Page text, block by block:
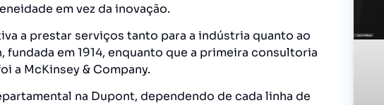
em vez da inovação.
a prestar serviços tanto para a indústria quanto ao
em 1914, enquanto que a primeira consultoria
a McKinsey & Company.
na Dupont, dependendo de cada linha de